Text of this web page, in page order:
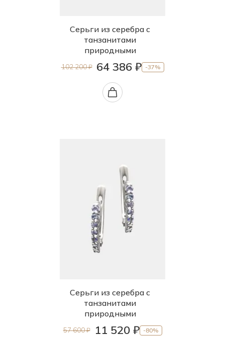
Серьги из серебра с
танзанитами
природными
102 200 ₽ 64 386 ₽ -37%
Серьги из серебра с
танзанитами
природными
57 600 ₽ 11 520 ₽ -80%